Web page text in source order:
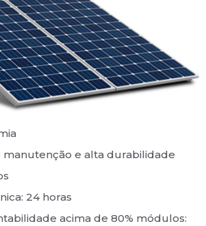
manutenção e alta durabilidade
24 horas
acima de 80% módulos: